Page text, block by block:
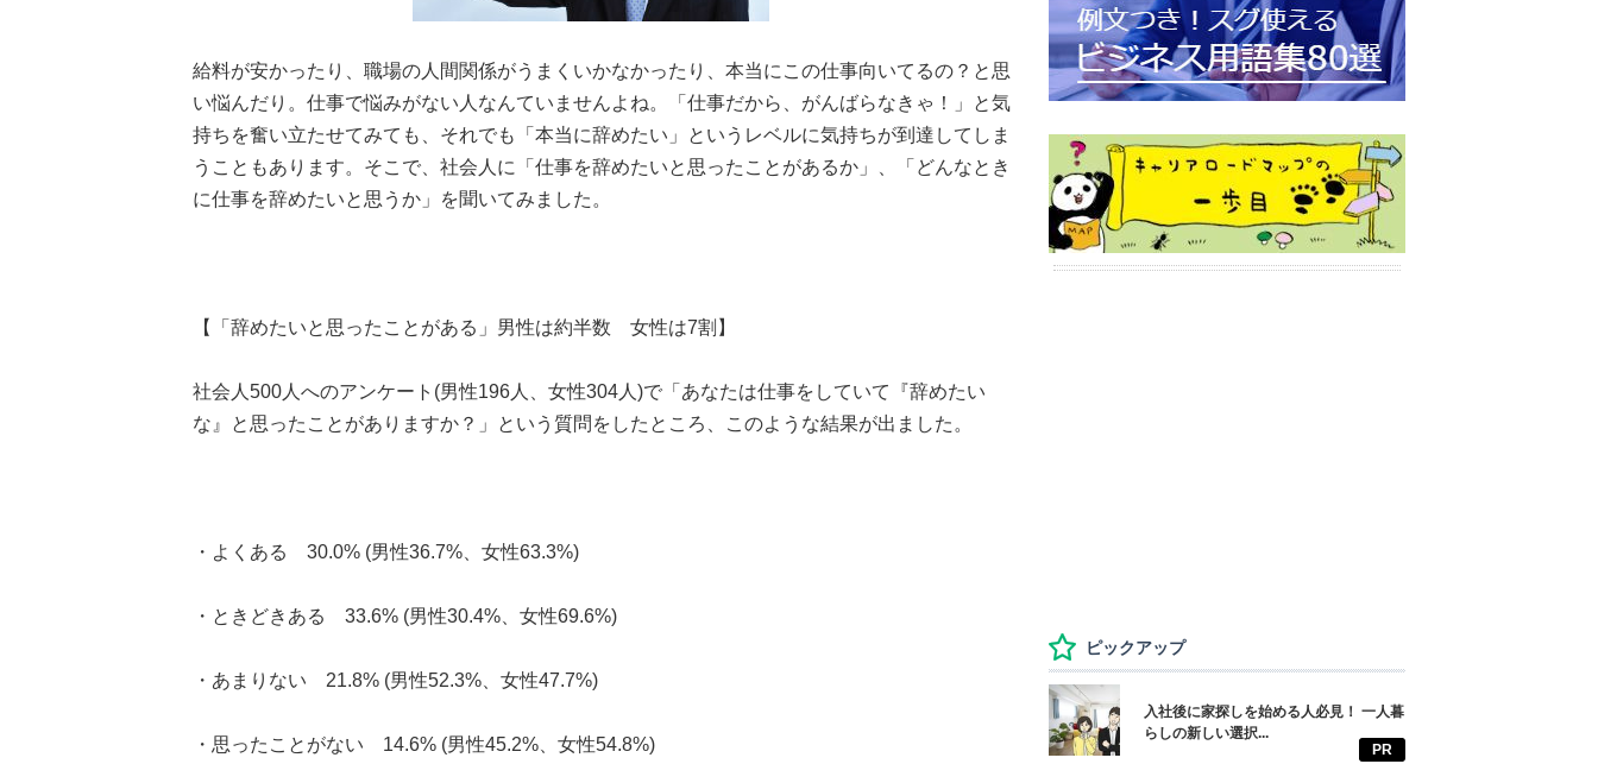
給料が安かったり、職場の人間関係がうまくいかなかったり、本当にこの仕事向いてるの？と思
い悩んだり。仕事で悩みがない人なんていませんよね。「仕事だから、がんばらなきゃ！」と気
持ちを奮い立たせてみても、それでも「本当に辞めたい」というレベルに気持ちが到達してしま
うこともあります。そこで、社会人に「仕事を辞めたいと思ったことがあるか」、「どんなとき
に仕事を辞めたいと思うか」を聞いてみました。
【「辞めたいと思ったことがある」男性は約半数 女性は7割】
社会人500人へのアンケート(男性196人、女性304人)で「あなたは仕事をしていて『辞めたい
な』と思ったことがありますか？」という質問をしたところ、このような結果が出ました。
・よくある 30.0% (男性36.7%、女性63.3%)
・ときどきある 33.6% (男性30.4%、女性69.6%)
・あまりない 21.8% (男性52.3%、女性47.7%)
・思ったことがない 14.6% (男性45.2%、女性54.8%)
ピックアップ
入社後に家探しを始める人必見！ 一人暮
らしの新しい選択...
PR